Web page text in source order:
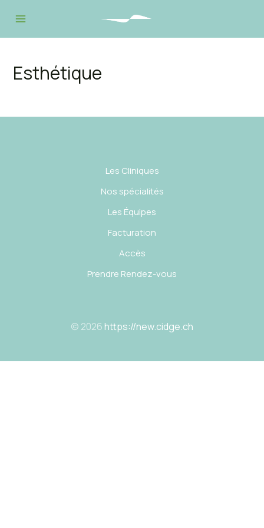
contenu
Esthétique
Les Cliniques
Nos spécialités
Les Équipes
Facturation
Accès
Prendre Rendez-vous
© 2026 https://new.cidge.ch